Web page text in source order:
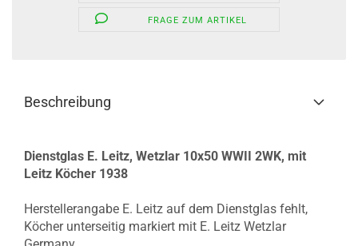
FRAGE ZUM ARTIKEL
Beschreibung
Dienstglas E. Leitz, Wetzlar 10x50 WWII 2WK, mit
Leitz Köcher 1938
Herstellerangabe E. Leitz auf dem Dienstglas fehlt,
Köcher unterseitig markiert mit E. Leitz Wetzlar